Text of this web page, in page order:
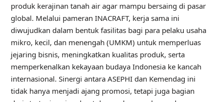
produk kerajinan tanah air agar mampu bersaing di pasar
global. Melalui pameran INACRAFT, kerja sama ini
diwujudkan dalam bentuk fasilitas bagi para pelaku usaha
mikro, kecil, dan menengah (UMKM) untuk memperluas
jejaring bisnis, meningkatkan kualitas produk, serta
memperkenalkan kekayaan budaya Indonesia ke kancah
internasional. Sinergi antara ASEPHI dan Kemendag ini
tidak hanya menjadi ajang promosi, tetapi juga bagian